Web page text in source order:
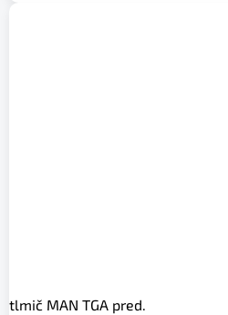
tlmič MAN TGA pred.